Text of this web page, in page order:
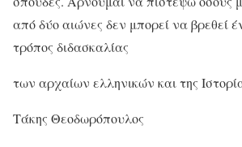
από δύο αιώνες δεν μπορεί να βρεθεί
τρόπος διδασκαλίας
των αρχαίων ελληνικών και της
Τάκης Θεοδωρόπουλος